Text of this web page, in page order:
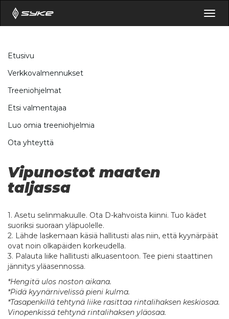
Etusivu
Verkkovalmennukset
Treeniohjelmat
Etsi valmentajaa
Luo omia treeniohjelmia
Ota yhteyttä
Vipunostot maaten
taljassa
1. Asetu selinmakuulle. Ota D-kahvoista kiinni. Tuo kädet
suoriksi suoraan yläpuolelle.
2. Lähde laskemaan käsiä hallitusti alas niin, että kyynärpäät
ovat noin olkapäiden korkeudella.
3. Palauta liike hallitusti alkuasentoon. Tee pieni staattinen
jännitys yläasennossa.
*Hengitä ulos noston aikana.
*Pidä kyynärnivelissä pieni kulma.
*Tasapenkillä tehtynä liike rasittaa rintalihaksen keskiosaa.
Vinopenkissä tehtynä rintalihaksen yläosaa.